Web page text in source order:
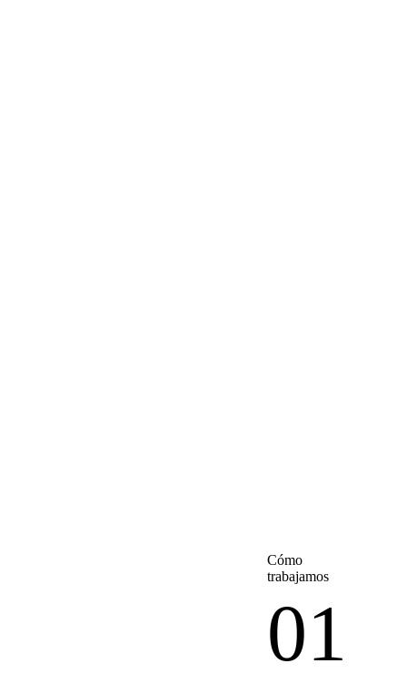
Cómo
trabajamos
01